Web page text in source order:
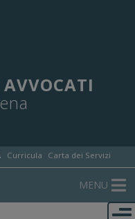
Curricula Carta dei Servizi
MENU